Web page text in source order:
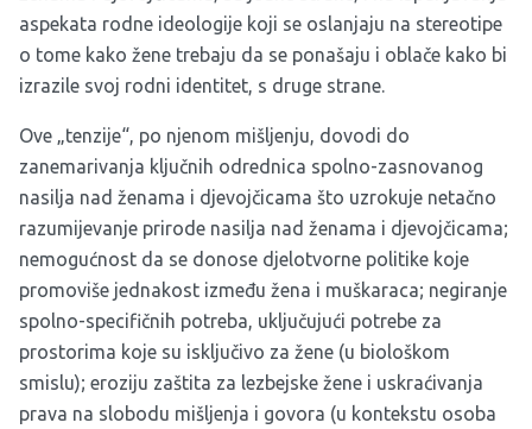
aspekata rodne ideologije koji se oslanjaju na stereotipe
o tome kako žene trebaju da se ponašaju i oblače kako bi
izrazile svoj rodni identitet, s druge strane.
Ove „tenzije“, po njenom mišljenju, dovodi do
zanemarivanja ključnih odrednica spolno-zasnovanog
nasilja nad ženama i djevojčicama što uzrokuje netačno
razumijevanje prirode nasilja nad ženama i djevojčicama;
nemogućnost da se donose djelotvorne politike koje
promoviše jednakost između žena i muškaraca; negiranje
spolno-specifičnih potreba, uključujući potrebe za
prostorima koje su isključivo za žene (u biološkom
smislu); eroziju zaštita za lezbejske žene i uskraćivanja
prava na slobodu mišljenja i govora (u kontekstu osoba